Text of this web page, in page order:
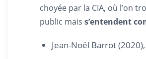
choyée par la CIA, où l’on
public mais s’entendent
Jean-Noël Barrot (2020),